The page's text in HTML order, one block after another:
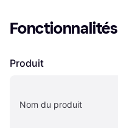
Fonctionnalités
Produit
Nom du produit